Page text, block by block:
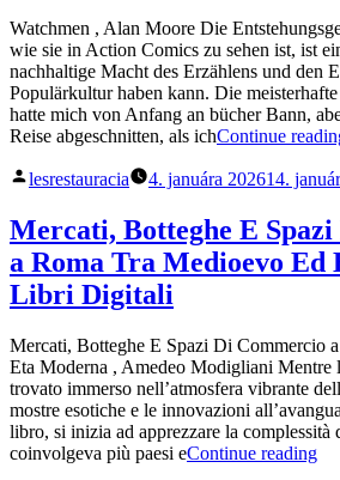
Watchmen , Alan Moore Die
wie sie in Action Comics zu sehen ist, ist
nachhaltige Macht des Erzählens und den
Populärkultur haben kann. Die
hatte mich von Anfang an bücher Bann,
Reise abgeschnitten, als ichContinue
Posted
lesrestauracia 4. januára 202614.
Mercati, Botteghe E
a Roma Tra Medioevo Ed
Libri Digitali
Mercati, Botteghe E Spazi Di Commercio
Eta Moderna , Amedeo Modigliani Mentre
trovato immerso nell’atmosfera vibrante
mostre esotiche e le innovazioni
libro, si inizia ad apprezzare la complessità
coinvolgeva più paesi eContinue reading